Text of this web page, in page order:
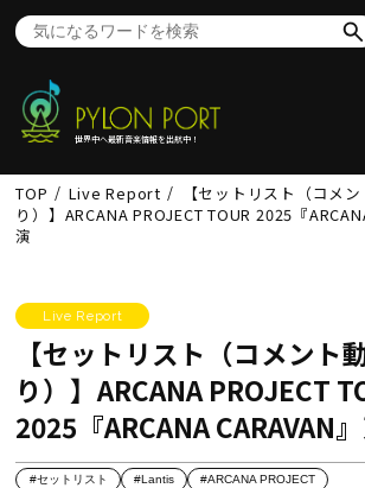
世界中へ最新音楽情報を出航中！
TOP Live Report
【セットリスト（コメ
り）】ARCANA PROJECT TOUR 2025『
演
Live Report
【セットリスト（コメント
り）】ARCANA PROJECT
2025『ARCANA CARAVAN
#セットリスト #Lantis #ARCANA PROJECT